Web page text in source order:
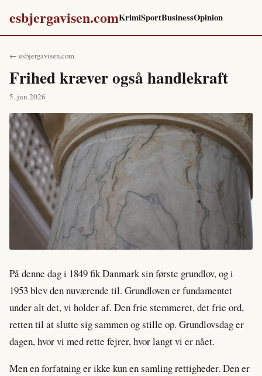
esbjergavisen.comKrimiSportBusinessOpinion
← esbjergavisen.com
Frihed kræver også handlekraft
5. jun 2026
På denne dag i 1849 fik Danmark sin første grundlov, og i
1953 blev den nuværende til. Grundloven er fundamentet
under alt det, vi holder af. Den frie stemmeret, det frie ord,
retten til at slutte sig sammen og stille op. Grundlovsdag er
dagen, hvor vi med rette fejrer, hvor langt vi er nået.
Men en forfatning er ikke kun en samling rettigheder. Den er